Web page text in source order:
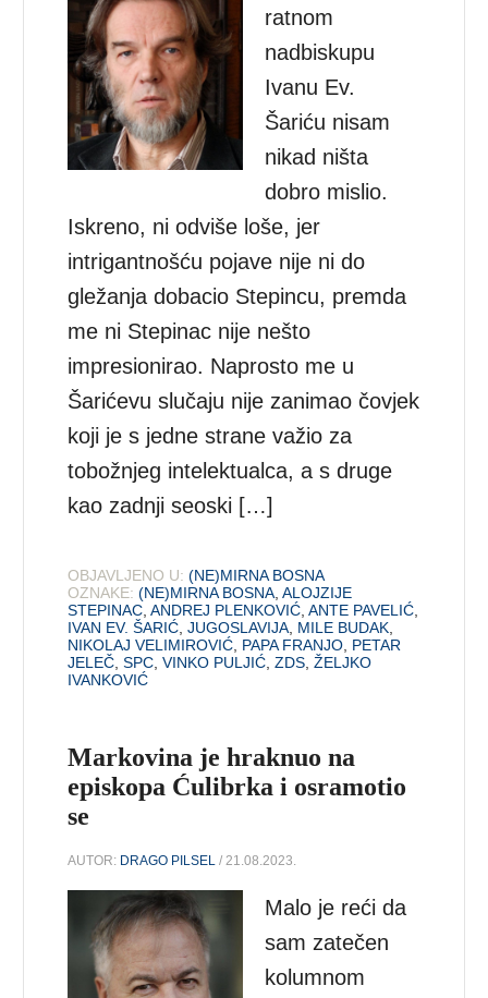
ratnom
nadbiskupu
Ivanu Ev.
Šariću nisam
nikad ništa
dobro mislio.
Iskreno, ni odviše loše, jer
intrigantnošću pojave nije ni do
gležanja dobacio Stepincu, premda
me ni Stepinac nije nešto
impresionirao. Naprosto me u
Šarićevu slučaju nije zanimao čovjek
koji je s jedne strane važio za
tobožnjeg intelektualca, a s druge
kao zadnji seoski […]
OBJAVLJENO U: (NE)MIRNA BOSNA
OZNAKE: (NE)MIRNA BOSNA ,ALOJZIJE
STEPINAC ,ANDREJ PLENKOVIĆ ,ANTE PAVELIĆ
IVAN EV. ŠARIĆ ,JUGOSLAVIJA MILE BUDAK
NIKOLAJ VELIMIROVIĆ PAPA FRANJO PETAR
JELEČ ,SPC ,VINKO PULJIĆ ,ZDS ,ŽELJKO
IVANKOVIĆ
Markovina je hraknuo na
episkopa Ćulibrka i osramotio
se
AUTOR: DRAGO PILSEL / 21.08.2023.
Malo je reći da
sam zatečen
kolumnom